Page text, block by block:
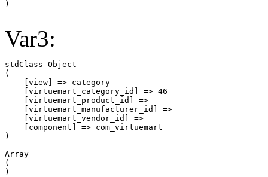
Var3:
stdClass Object
(
    [view] => category
    [virtuemart_category_id] => 46
    [virtuemart_product_id] =>
    [virtuemart_manufacturer_id] =>
    [virtuemart_vendor_id] =>
    [component] => com_virtuemart
Array
(